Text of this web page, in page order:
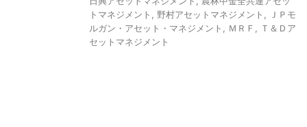
トマネジメント
野村アセットマネジメント
ＪＰモ
ルガン・アセット・マネジメント
ＭＲＦ
Ｔ＆Ｄア
セットマネジメント